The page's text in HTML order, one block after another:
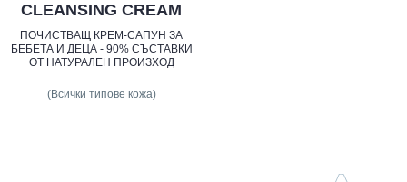
CLEANSING CREAM
ПОЧИСТВАЩ КРЕМ-САПУН ЗА
БЕБЕТА И ДЕЦА - 90% СЪСТАВКИ
ОТ НАТУРАЛЕН ПРОИЗХОД
(Всички типове кожа)